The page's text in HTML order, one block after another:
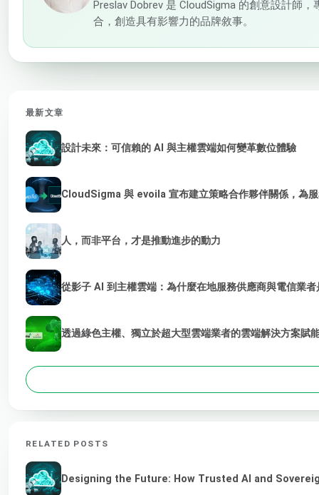
Preslav Dobrev 是 CloudSigma 的創意設計師
合，創造具有影響力的品牌敘事。
最新文章
設計未來：可信賴的 AI 與主權雲端如何變革數位體驗
CloudSigma 與 evoila 宣布建立策略合作夥伴關係，為
人，而非平台，才是推動進步的動力
從影子 AI 到主權雲端：為什麼在地服務供應商與電信業
透過綠色主權、獨立於超大型雲端業者的雲端解決方案賦
RELATED POSTS
Designing the Future: How Trusted AI and